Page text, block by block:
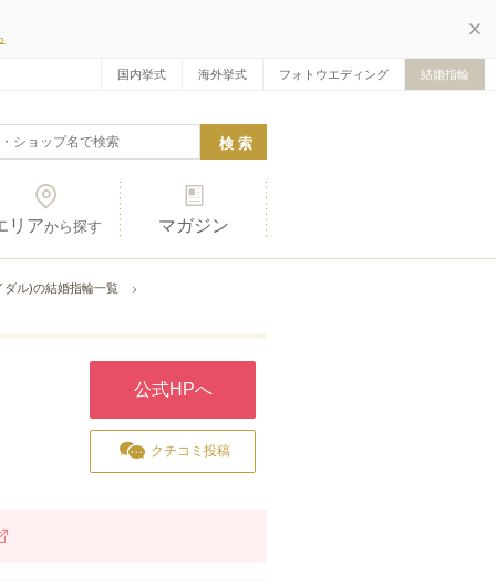
国内挙式 海外挙式 フォトウエディング 結婚指輪
リアから探す マガジン
ダル)の結婚指輪一覧
公式HPへ
クチコミ投稿